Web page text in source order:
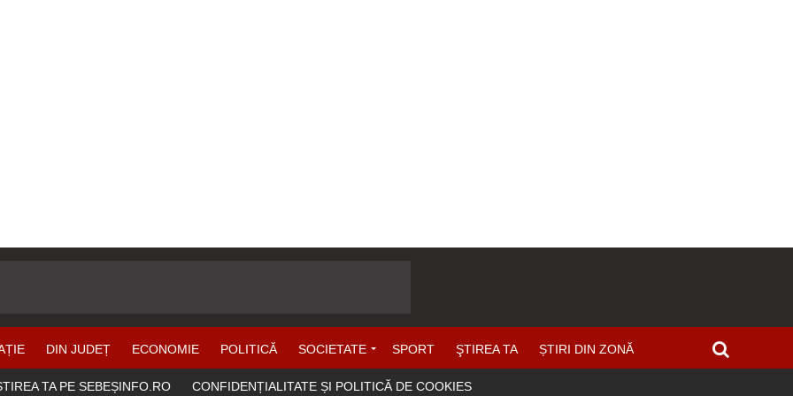
DIN JUDEȚ ECONOMIE POLITICĂ SOCIETATE SPORT ŞTIREA TA ȘTIRI DIN ZONĂ
TA PE SEBEȘINFO.RO CONFIDENȚIALITATE ȘI POLITICĂ DE COOKIES